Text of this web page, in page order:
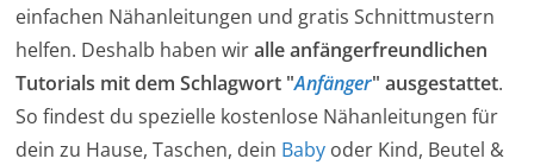
einfachen Nähanleitungen und gratis Schnittmustern
helfen. Deshalb haben wiralle anfängerfreundlichen
Tutorials mit dem Schlagwort "Anfänger" ausgestattet.
So findest du spezielle kostenlose Nähanleitungen für
dein zu Hause, Taschen, dein Baby oder Kind, Beutel &